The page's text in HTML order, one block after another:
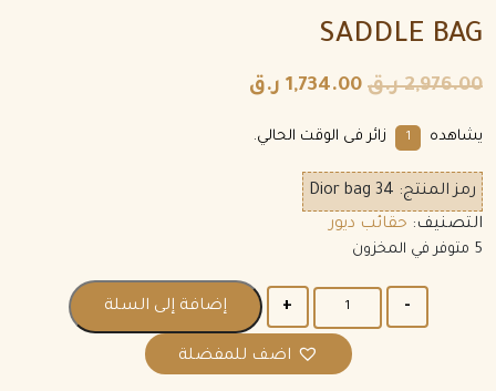
SADDLE BAG
2,976.00 ر.ق 1,734.00 ر.ق
يشاهده 1 زائر فى الوقت الحالي.
رمز المنتج: Dior bag 34
التصنيف: حقائب ديور
5 متوفر في المخزون
إضافة إلى السلة
اضف للمفضلة